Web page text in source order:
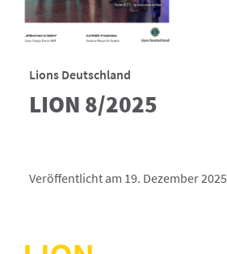
Lions Deutschland
LION 8/2025
Veröffentlicht am 19. Dezember 2025